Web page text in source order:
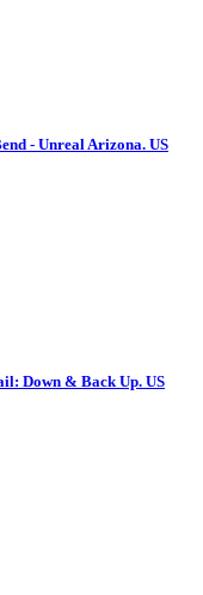
- Unreal Arizona. US
Down & Back Up. US